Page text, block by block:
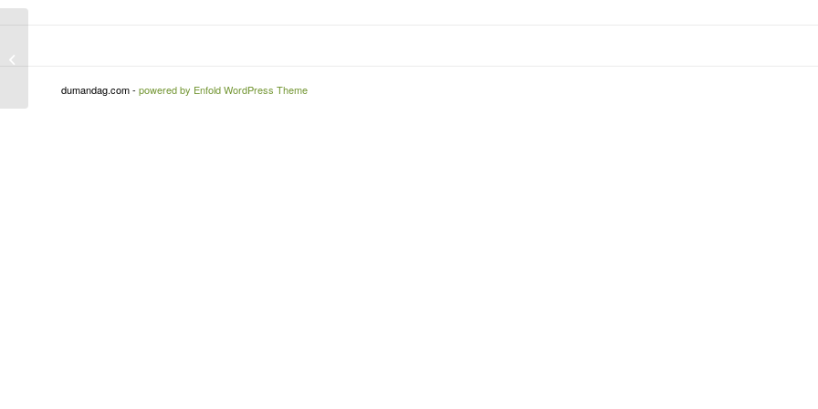
dumandag.com - powered by Enfold WordPress Theme